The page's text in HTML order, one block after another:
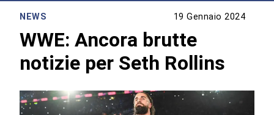
NEWS 19 Gennaio 2024
WWE: Ancora brutte
notizie per Seth Rollins